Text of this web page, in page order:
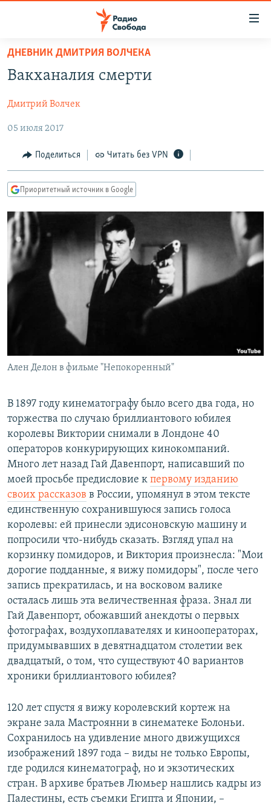
упрощенного
доступа
содержанию
Вернутся
главной
навигации
Вернутся
поиску
АВТОРСКИЕ ПРОЕКТЫ
ЦИТАТЫ СВОБОДЫ
МНЕНИЯ
КУЛЬТУРА
IDEL.РЕАЛИИ
КАВКАЗ.РЕАЛИИ
СЕВЕР.РЕАЛИИ
СИБИРЬ.РЕАЛИИ
РАСПИСАНИЕ ВЕЩАНИЯ
ПОДПИШИТЕСЬ НА РАССЫЛКУ
СОЦИАЛЬНЫЕ СЕТИ
Все сайты РСЕ/РС
ДНЕВНИК ДМИТРИЯ ВОЛЧЕКА
Вакханалия смерти
Дмитрий Волчек
05 июля 2017
Поделиться Читать без VPN
Приоритетный источник в Google
Ален Делон в фильме "Непокоренный"
В 1897 году кинематографу было всего два года, но
торжества по случаю бриллиантового юбилея
королевы Виктории снимали в Лондоне 40
операторов конкурирующих кинокомпаний.
Много лет назад Гай Давенпорт, написавший по
моей просьбе предисловие к первому изданию
своих рассказов в России, упомянул в этом тексте
единственную сохранившуюся запись голоса
королевы: ей принесли эдисоновскую машину и
попросили что-нибудь сказать. Взгляд упал на
корзинку помидоров, и Виктория произнесла: "Мои
дорогие подданные, я вижу помидоры", после чего
запись прекратилась, и на восковом валике
осталась лишь эта величественная фраза. Знал ли
Гай Давенпорт, обожавший анекдоты о первых
фотографах, воздухоплавателях и кинооператорах,
придумывавших в девятнадцатом столетии век
двадцатый, о том, что существуют 40 вариантов
хроники бриллиантового юбилея?
120 лет спустя я вижу королевский кортеж на
экране зала Мастроянни в синематеке Болоньи.
Сохранилось на удивление много движущихся
изображений 1897 года – виды не только Европы,
где родился кинематограф, но и экзотических
стран. В архиве братьев Люмьер нашлись кадры из
Палестины, есть съемки Египта и Японии, –